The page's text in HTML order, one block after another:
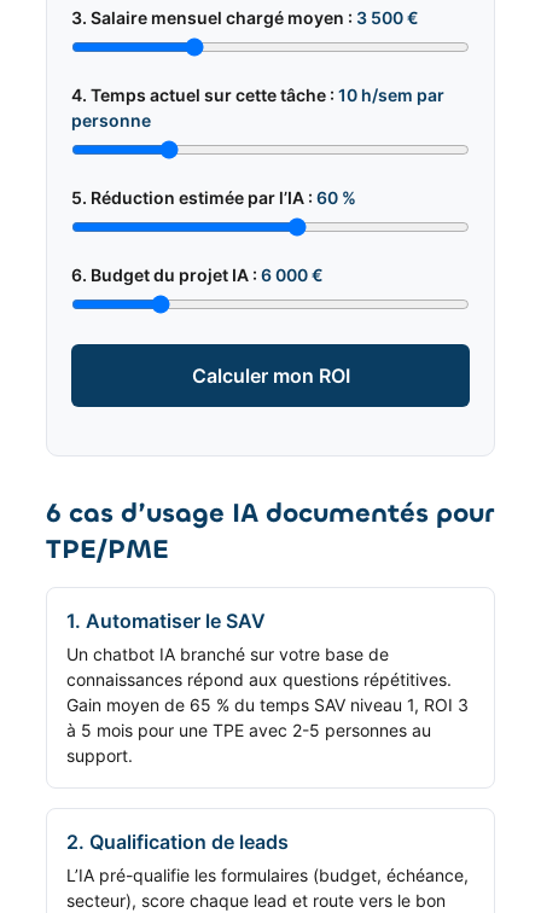
3. Salaire mensuel chargé moyen : 3 500 €
4. Temps actuel sur cette tâche :10 h/sem par
personne
5. Réduction estimée par l’IA :60 %
6. Budget du projet IA :6 000 €
Calculer mon ROI
6 cas d’usage IA documentés pour
TPE/PME
1. Automatiser le SAV
Un chatbot IA branché sur votre base de
connaissances répond aux questions répétitives.
Gain moyen de 65 % du temps SAV niveau 1, ROI 3
à 5 mois pour une TPE avec 2-5 personnes au
support.
2. Qualification de leads
L’IA pré-qualifie les formulaires (budget, échéance,
secteur), score chaque lead et route vers le bon